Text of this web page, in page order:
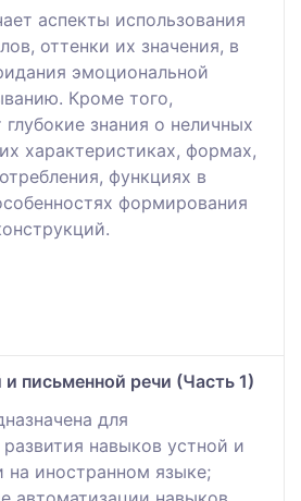
аспекты использования
оттенки их значения, в
эмоциональной
Кроме того,
знания о неличных
характеристиках, формах,
функциях в
формирования
письменной речи (Часть 1)
для
навыков устной и
на иностранном языке;